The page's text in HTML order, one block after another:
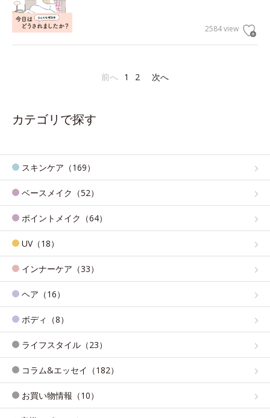
2584 view
前へ 1 2 次へ
カテゴリで探す
スキンケア（169）
ベースメイク（52）
ポイントメイク（64）
UV（18）
インナーケア（33）
ヘア（16）
ボディ（8）
ライフスタイル（23）
コラム&エッセイ（182）
お買い物情報（10）